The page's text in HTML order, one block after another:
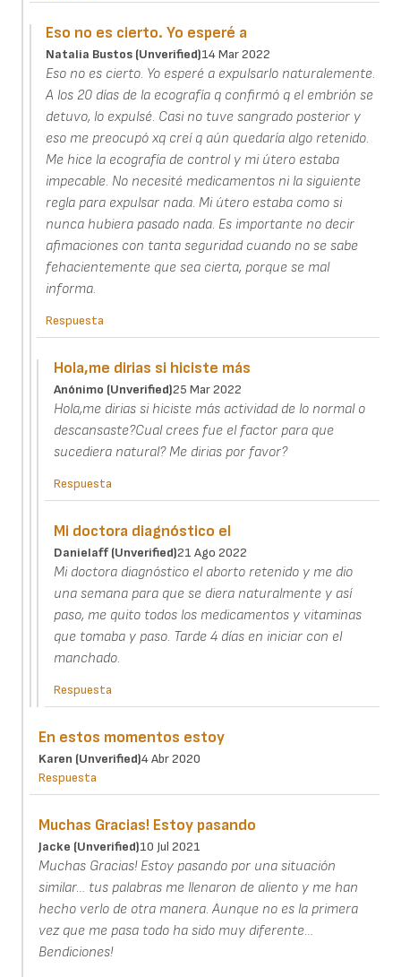
Eso no es cierto. Yo esperé a
Natalia Bustos (unverified)14 Mar 2022
Eso no es cierto. Yo esperé a expulsarlo naturalemente.
A los 20 días de la ecografía q confirmó q el embrión se
detuvo, lo expulsé. Casi no tuve sangrado posterior y
eso me preocupó xq creí q aún quedaría algo retenido.
Me hice la ecografía de control y mi útero estaba
impecable. No necesité medicamentos ni la siguiente
regla para expulsar nada. Mi útero estaba como si
nunca hubiera pasado nada. Es importante no decir
afimaciones con tanta seguridad cuando no se sabe
fehacientemente que sea cierta, porque se mal
informa.
Respuesta
Hola,me dirias si hiciste más
Anónimo (unverified)25 Mar 2022
Hola,me dirias si hiciste más actividad de lo normal o
descansaste?Cual crees fue el factor para que
sucediera natural? Me dirias por favor?
Respuesta
Mi doctora diagnóstico el
Danielaff (unverified)21 Ago 2022
Mi doctora diagnóstico el aborto retenido y me dio
una semana para que se diera naturalmente y así
paso, me quito todos los medicamentos y vitaminas
que tomaba y paso. Tarde 4 días en iniciar con el
manchado.
Respuesta
En estos momentos estoy
Karen (unverified)4 Abr 2020
Respuesta
Muchas Gracias! Estoy pasando
Jacke (unverified)10 Jul 2021
Muchas Gracias! Estoy pasando por una situación
similar… tus palabras me llenaron de aliento y me han
hecho verlo de otra manera. Aunque no es la primera
vez que me pasa todo ha sido muy diferente…
Bendiciones!